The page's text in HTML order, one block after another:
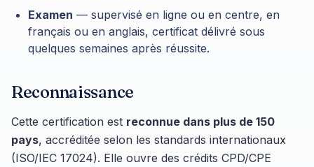
Examen — supervisé en ligne ou en centre, en
français ou en anglais, certificat délivré sous
quelques semaines après réussite.
Reconnaissance
Cette certification est reconnue dans plus de 150
pays, accréditée selon les standards internationaux
(ISO/IEC 17024). Elle ouvre des crédits CPD/CPE